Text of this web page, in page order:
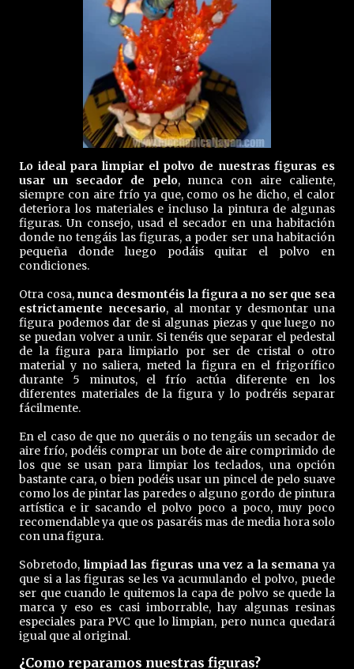
Lo ideal para limpiar el polvo de nuestras figuras es
usar un secador de pelo, nunca con aire caliente,
siempre con aire frío ya que, como os he dicho, el calor
deteriora los materiales e incluso la pintura de algunas
figuras. Un consejo, usad el secador en una habitación
donde no tengáis las figuras, a poder ser una habitación
pequeña donde luego podáis quitar el polvo en
condiciones.
Otra cosa, nunca desmontéis la figura a no ser que sea
estrictamente necesario, al montar y desmontar una
figura podemos dar de si algunas piezas y que luego no
se puedan volver a unir. Si tenéis que separar el pedestal
de la figura para limpiarlo por ser de cristal o otro
material y no saliera, meted la figura en el frigorífico
durante 5 minutos, el frío actúa diferente en los
diferentes materiales de la figura y lo podréis separar
fácilmente.
En el caso de que no queráis o no tengáis un secador de
aire frío, podéis comprar un bote de aire comprimido de
los que se usan para limpiar los teclados, una opción
bastante cara, o bien podéis usar un pincel de pelo suave
como los de pintar las paredes o alguno gordo de pintura
artística e ir sacando el polvo poco a poco, muy poco
recomendable ya que os pasaréis mas de media hora solo
con una figura.
Sobretodo, limpiad las figuras una vez a la semana ya
que si a las figuras se les va acumulando el polvo, puede
ser que cuando le quitemos la capa de polvo se quede la
marca y eso es casi imborrable, hay algunas resinas
especiales para PVC que lo limpian, pero nunca quedará
igual que al original.
¿Como reparamos nuestras figuras?